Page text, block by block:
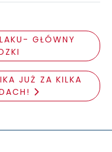
GŁÓWNY
JUŻ ZA KILKA